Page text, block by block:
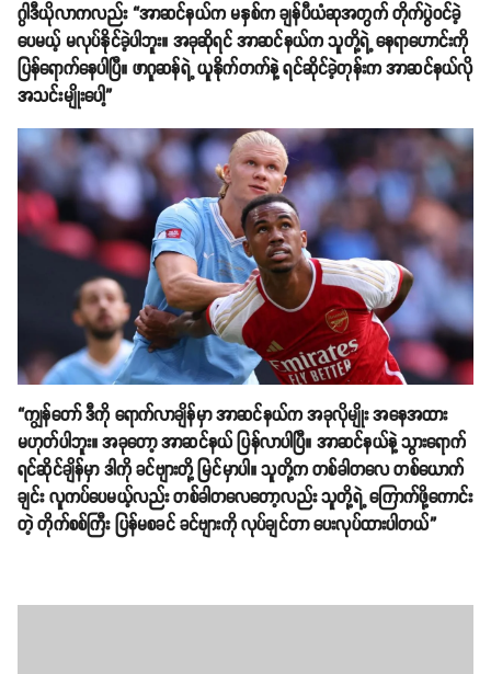
ဂွါဒီယိုလာကလည်း “အာဆင်နယ်က မနှစ်က ချန်ပီယံဆုအတွက် တိုက်ပွဲဝင်ခဲ့
ပေမယ့် မလုပ်နိုင်ခဲ့ပါဘူး။ အခုဆိုရင် အာဆင်နယ်က သူတို့ရဲ့ နေရာဟောင်းကို
ပြန်ရောက်နေပါပြီ။ ဖာဂူဆန်ရဲ့ ယူနိုက်တက်နဲ့ ရင်ဆိုင်ခဲ့တုန်းက အာဆင်နယ်လို
အသင်းမျိုးပေါ့”
“ကျွန်တော် ဒီကို ရောက်လာချိန်မှာ အာဆင်နယ်က အခုလိုမျိုး အနေအထား
မဟုတ်ပါဘူး။ အခုတော့ အာဆင်နယ် ပြန်လာပါပြီ။ အာဆင်နယ်နဲ့ သွားရောက်
ရင်ဆိုင်ချိန်မှာ ဒါကို ခင်ဗျားတို့ မြင်မှာပါ။ သူတို့က တစ်ခါတလေ တစ်ယောက်
ချင်း လူကပ်ပေမယ့်လည်း တစ်ခါတလေတော့လည်း သူတို့ရဲ့ ကြောက်ဖို့ကောင်း
တဲ့ တိုက်စစ်ကြီး ပြန်မစခင် ခင်ဗျားကို လုပ်ချင်တာ ပေးလုပ်ထားပါတယ်”